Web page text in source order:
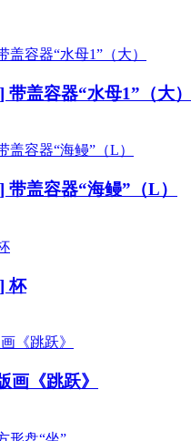
盖容器“水母1”（大）
盖容器“海鳗”（L）
杯
画《跳跃》